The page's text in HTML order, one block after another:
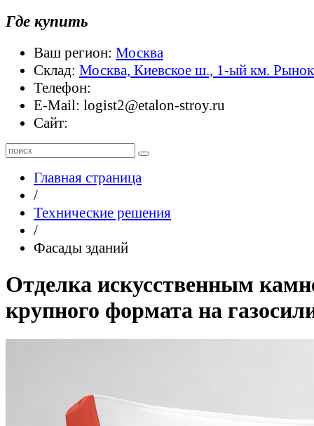
Где купить
Ваш регион: Москва
Склад: Москва, Киевское ш., 1-ый км.
Телефон:
E-Mail: logist2@etalon-stroy.ru
Сайт:
Главная страница
/
Технические решения
/
Фасады зданий
Отделка искусственным
крупного формата на